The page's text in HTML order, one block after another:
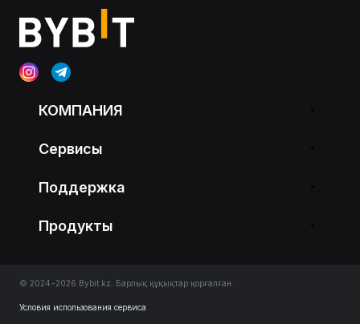
КОМПАНИЯ
Сервисы
Поддержка
Продукты
© 2024-2026 Bybit.kz. Барлық құқықтар қорғалған.
Условия использования сервиса